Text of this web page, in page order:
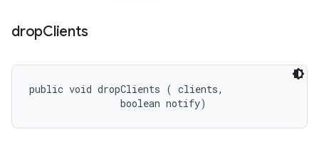
dropClients
public void dropClients ( clients,
                boolean notify)